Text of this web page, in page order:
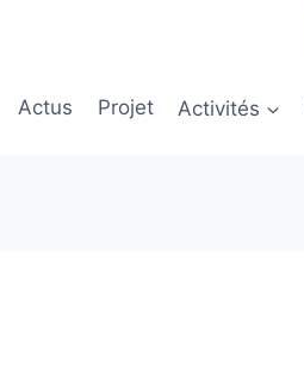
Actus Projet Activités